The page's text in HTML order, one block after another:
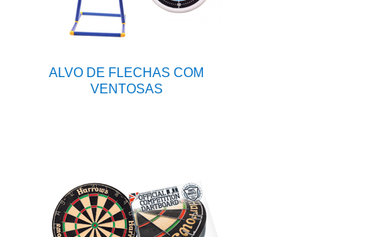
ALVO DE FLECHAS COM
VENTOSAS